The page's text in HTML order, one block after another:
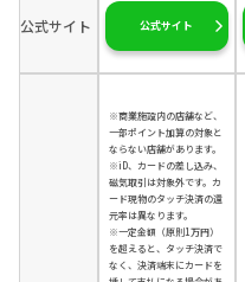
公式サイト 公式サイト
※商業施設内の店舗など、
一部ポイント加算の対象と
ならない店舗があります。
※iD、カードの差し込み、
磁気取引は対象外です。カ
ード現物のタッチ決済の還
元率は異なります。
※一定金額（原則1万円）
を超えると、タッチ決済で
なく、決済端末にカードを